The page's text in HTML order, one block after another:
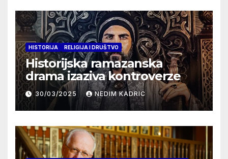
HISTORIJA RELIGIJA I DRUŠTVO
Historijska ramazanska
drama izaziva kontroverze
30/03/2025 NEDIM KADRIC